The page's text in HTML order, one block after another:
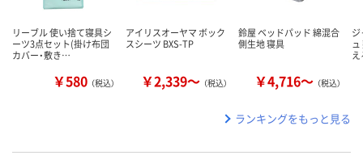
リーブル 使い捨て寝具シ
ーツ3点セット(掛け布団
カバー・敷き…
￥580 （税込）
アイリスオーヤマ ボック
スシーツ BXS-TP
￥2,339～ （税込）
鈴屋 ベッドパッド 綿混合
側生地 寝具
￥4,716～ （税込）
ランキングをもっと見る